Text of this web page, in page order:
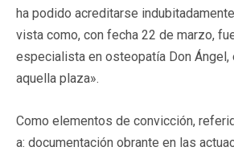
ha podido acreditarse
vista como, con fecha 22 de marzo,
especialista en osteopatía Don Ángel,
aquella plaza».
Como elementos de convicción,
a: documentación obrante en las